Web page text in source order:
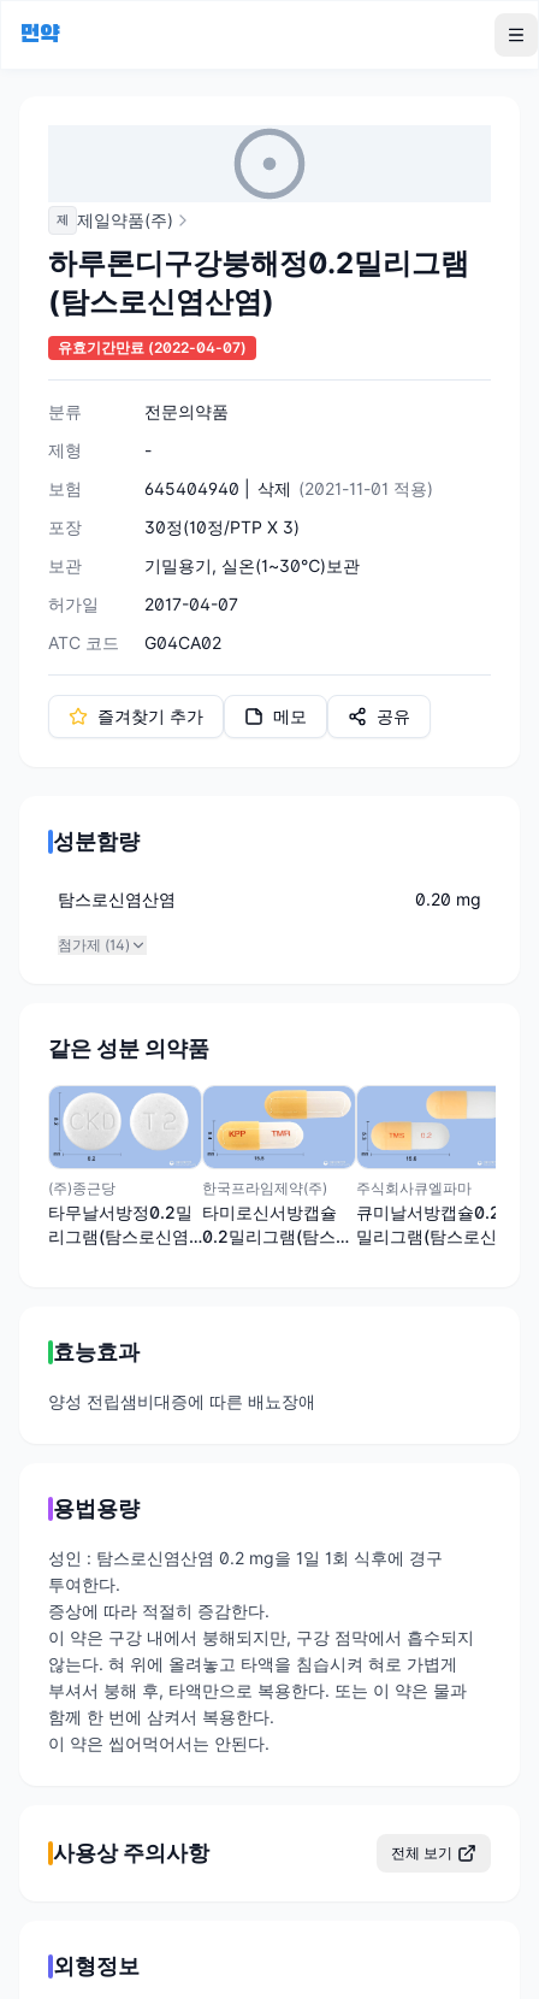
먼약
제 제일약품(주)
하루론디구강붕해정0.2밀리그램
(탐스로신염산염)
유효기간만료 (2022-04-07)
분류
전문의약품
제형
-
보험
645404940 | 삭제 (2021-11-01 적용)
포장
30정(10정/PTP X 3)
보관
기밀용기, 실온(1~30℃)보관
허가일
2017-04-07
ATC 코드
G04CA02
즐겨찾기 추가 메모 공유
성분함량
탐스로신염산염 0.20 mg
첨가제 (14)
같은 성분 의약품
(주)종근당
타무날서방정0.2밀
리그램(탐스로신염
한국프라임제약(주)
타미로신서방캡슐
0.2밀리그램(탐스로
주식회사큐엘파마
큐미날서방캡슐0.2
밀리그램(탐스로신
효능효과
양성 전립샘비대증에 따른 배뇨장애
용법용량
성인 : 탐스로신염산염 0.2 mg을 1일 1회 식후에 경구
투여한다.
증상에 따라 적절히 증감한다.
이 약은 구강 내에서 붕해되지만, 구강 점막에서 흡수되지
않는다. 혀 위에 올려놓고 타액을 침습시켜 혀로 가볍게
부셔서 붕해 후, 타액만으로 복용한다. 또는 이 약은 물과
함께 한 번에 삼켜서 복용한다.
이 약은 씹어먹어서는 안된다.
사용상 주의사항 전체 보기
외형정보